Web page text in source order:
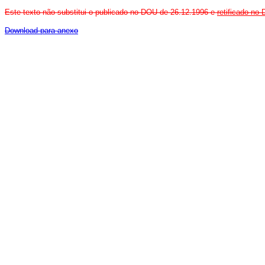
Este texto não substitui o publicado no DOU de 26.12.1996 eretificado no
Download para anexo